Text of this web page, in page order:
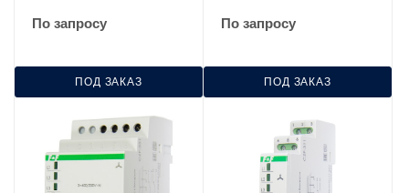
По запросу
ПОД ЗАКАЗ
По запросу
ПОД ЗАКАЗ